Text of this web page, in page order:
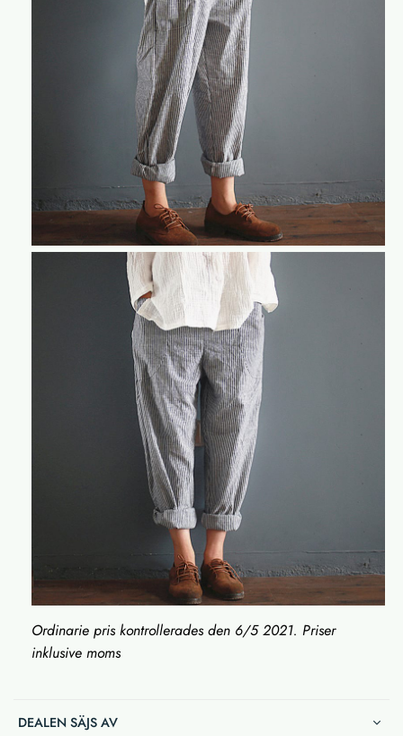
Ordinarie pris kontrollerades den 6/5 2021. Priser
inklusive moms
DEALEN SÄJS AV